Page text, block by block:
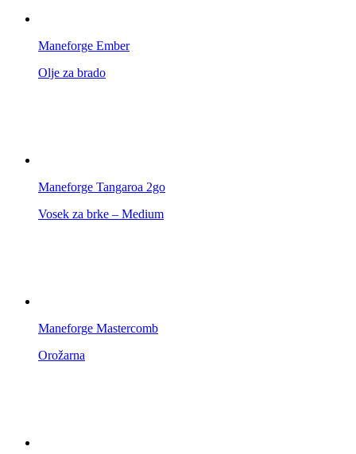
Maneforge Ember
Olje za brado
Maneforge Tangaroa 2go
Vosek za brke – Medium
Maneforge Mastercomb
Orožarna